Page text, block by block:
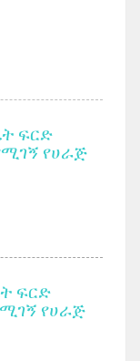
ፍርድ
የሀራጅ
ፍርድ
የሀራጅ